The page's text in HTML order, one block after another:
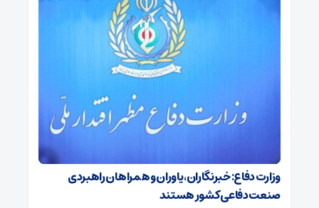
وزارت دفاع: خبرنگاران، یاوران و همراهان راهبردی
صنعت دفاعی کشور هستند